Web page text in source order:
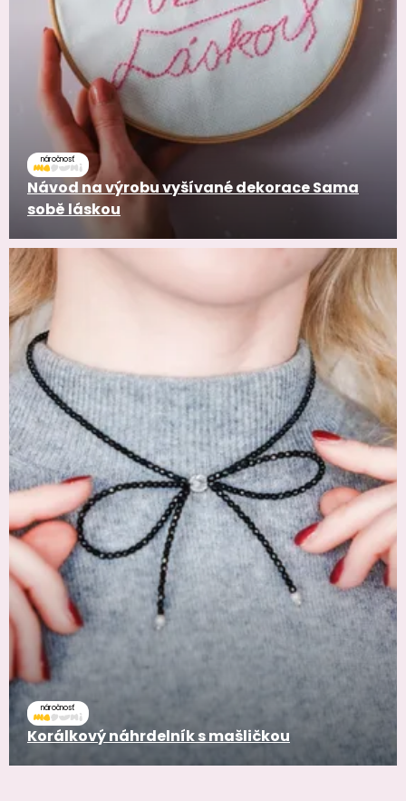
náročnosť
Návod na výrobu vyšívané dekorace Sama
sobě láskou
náročnosť
Korálkový náhrdelník s mašličkou